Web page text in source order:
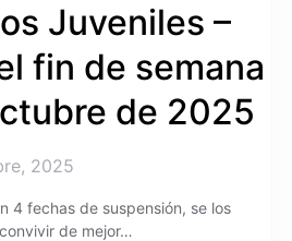
Juveniles –
fin de semana
de 2025
2025
4 fechas de suspensión, se los
de mejor…